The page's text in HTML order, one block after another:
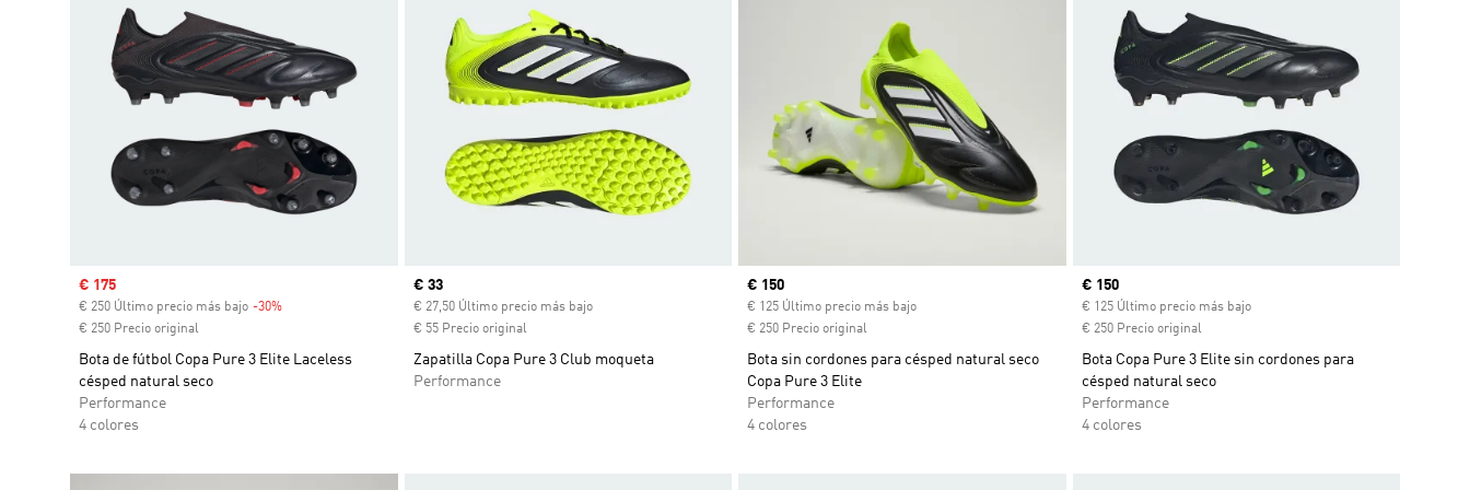
Precio de venta
€ 175
€ 250 Último precio más bajo -30%
€ 250 Precio original
Bota de fútbol Copa Pure 3 Elite Laceless
césped natural seco
Performance
4 colores
Precio actual
€ 33
€ 27,50 Último precio más bajo
€ 55 Precio original
Zapatilla Copa Pure 3 Club moqueta
Performance
Precio actual
€ 150
€ 125 Último precio más bajo
€ 250 Precio original
Bota sin cordones para césped natural seco
Copa Pure 3 Elite
Performance
4 colores
Precio actual
€ 150
€ 125 Último precio más bajo
€ 250 Precio original
Bota Copa Pure 3 Elite sin cordones para
césped natural seco
Performance
4 colores